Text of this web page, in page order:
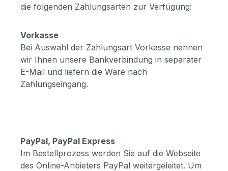
die folgenden Zahlungsarten zur Verfügung:
Vorkasse
Bei Auswahl der Zahlungsart Vorkasse nennen
wir Ihnen unsere Bankverbindung in separater
E-Mail und liefern die Ware nach
Zahlungseingang.
PayPal, PayPal Express
Im Bestellprozess werden Sie auf die Webseite
des Online-Anbieters PayPal weitergeleitet. Um